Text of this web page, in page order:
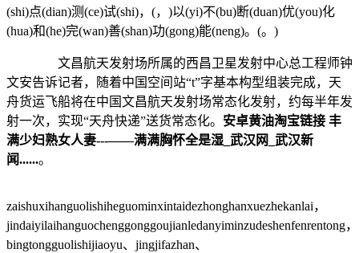
(shi)点(dian)测(ce)试(shi)，(，)以(yi)不(bu)断(duan)优(you)化
(hua)和(he)完(wan)善(shan)功(gong)能(neng)。(。)
文昌航天发射场所属的西昌卫星发射中心总工程师钟
文安告诉记者，随着中国空间站“t”字基本构型组装完成，天
舟货运飞船将在中国文昌航天发射场常态化发射，约每半年发
射一次，实现“天舟快递”送货常态化。 安卓黄油淘宝链接 丰
满少妇熟女人妻---——满满胸怀全是湿_武汉网_武汉新
闻......。
zaishuxihanguolishiheguominxintaidezhonghanxuezhekanlai，
jindaiyilaihanguochenggonggoujianledanyiminzudeshenfenrentong，
bingtongguolishijiaoyu、jingjifazhan、